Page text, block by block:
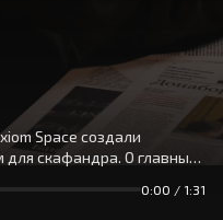
скафандра. О главных
Денису (*и вам
0:00 / 1:31
Окей